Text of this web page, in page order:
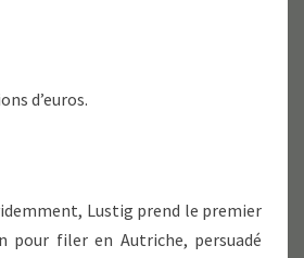
d’euros.
Lustig prend le premier
pour filer en Autriche, persuadé